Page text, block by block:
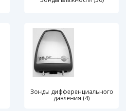
Зонды дифференциального
давления (4)